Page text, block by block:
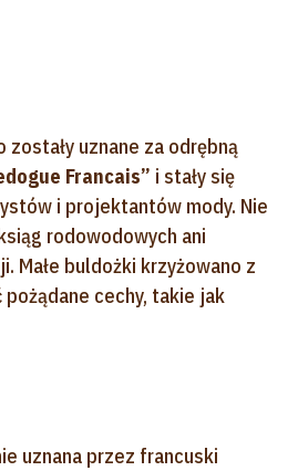
zostały uznane za odrębną
Francais” i stały się
i projektantów mody. Nie
rodowodowych ani
Małe buldożki krzyżowano z
cechy, takie jak
uznana przez francuski